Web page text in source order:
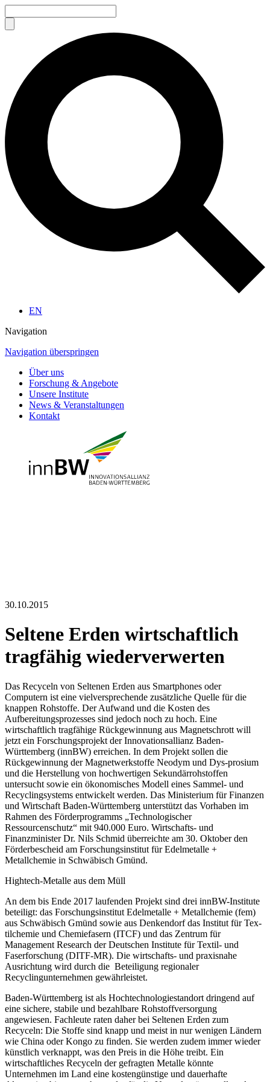
EN
Navigation
Navigation überspringen
Über uns
Forschung & Angebote
Unsere Institute
News & Veranstaltungen
Kontakt
30.10.2015
Seltene Erden wirtschaftlich
tragfähig wiederverwerten
Das Recyceln von Seltenen Erden aus Smartphones oder
Computern ist eine vielversprechende zusätzliche Quelle für die
knappen Rohstoffe. Der Aufwand und die Kosten des
Aufbereitungsprozesses sind jedoch noch zu hoch. Eine
wirtschaftlich tragfähige Rückgewinnung aus Magnetschrott will
jetzt ein Forschungsprojekt der Innovationsallianz Baden-
Württemberg (innBW) erreichen. In dem Projekt sollen die
Rückgewinnung der Magnetwerkstoffe Neodym und Dys-prosium
und die Herstellung von hochwertigen Sekundärrohstoffen
untersucht sowie ein ökonomisches Modell eines Sammel- und
Recyclingsystems entwickelt werden. Das Ministerium für Finanzen
und Wirtschaft Baden-Württemberg unterstützt das Vorhaben im
Rahmen des Förderprogramms „Technologischer
Ressourcenschutz“ mit 940.000 Euro. Wirtschafts- und
Finanzminister Dr. Nils Schmid überreichte am 30. Oktober den
Förderbescheid am Forschungsinstitut für Edelmetalle +
Metallchemie in Schwäbisch Gmünd.
Hightech-Metalle aus dem Müll
An dem bis Ende 2017 laufenden Projekt sind drei innBW-Institute
beteiligt: das Forschungsinstitut Edelmetalle + Metallchemie (fem)
aus Schwäbisch Gmünd sowie aus Denkendorf das Institut für Tex-
tilchemie und Chemiefasern (ITCF) und das Zentrum für
Management Research der Deutschen Institute für Textil- und
Faserforschung (DITF-MR). Die wirtschafts- und praxisnahe
Ausrichtung wird durch die Beteiligung regionaler
Recyclingunternehmen gewährleistet.
Baden-Württemberg ist als Hochtechnologiestandort dringend auf
eine sichere, stabile und bezahlbare Rohstoffversorgung
angewiesen. Fachleute raten daher bei Seltenen Erden zum
Recyceln: Die Stoffe sind knapp und meist in nur wenigen Ländern
wie China oder Kongo zu finden. Sie werden zudem immer wieder
künstlich verknappt, was den Preis in die Höhe treibt. Ein
wirtschaftliches Recyceln der gefragten Metalle könnte
Unternehmen im Land eine kostengünstige und dauerhafte